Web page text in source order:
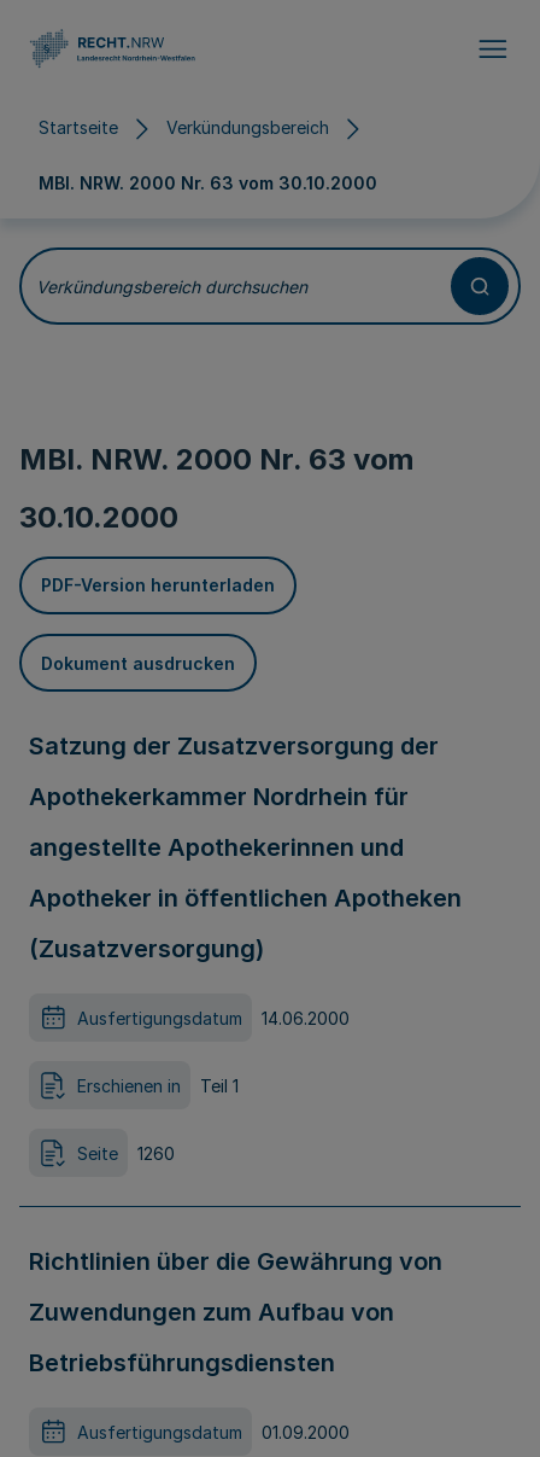
Startseite Verkündungsbereich
MBl. NRW. 2000 Nr. 63 vom 30.10.2000
Verkündungsbereich durchsuchen
MBl. NRW. 2000 Nr. 63 vom
30.10.2000
PDF-Version herunterladen
Dokument ausdrucken
Satzung der Zusatzversorgung der
Apothekerkammer Nordrhein für
angestellte Apothekerinnen und
Apotheker in öffentlichen Apotheken
(Zusatzversorgung)
Ausfertigungsdatum 14.06.2000
Erschienen in Teil 1
Seite 1260
Richtlinien über die Gewährung von
Zuwendungen zum Aufbau von
Betriebsführungsdiensten
Ausfertigungsdatum 01.09.2000